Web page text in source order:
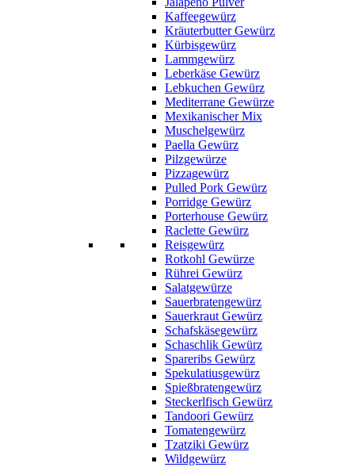
Kaffeegewürz
Kräuterbutter Gewürz
Kürbisgewürz
Lammgewürz
Leberkäse Gewürz
Lebkuchen Gewürz
Mediterrane Gewürze
Mexikanischer Mix
Muschelgewürz
Paella Gewürz
Pilzgewürze
Pizzagewürz
Pulled Pork Gewürz
Porridge Gewürz
Porterhouse Gewürz
Raclette Gewürz
Reisgewürz
Rotkohl Gewürze
Rührei Gewürz
Salatgewürze
Sauerbratengewürz
Sauerkraut Gewürz
Schafskäsegewürz
Schaschlik Gewürz
Spareribs Gewürz
Spekulatiusgewürz
Spießbratengewürz
Steckerlfisch Gewürz
Tandoori Gewürz
Tomatengewürz
Tzatziki Gewürz
Wildgewürz